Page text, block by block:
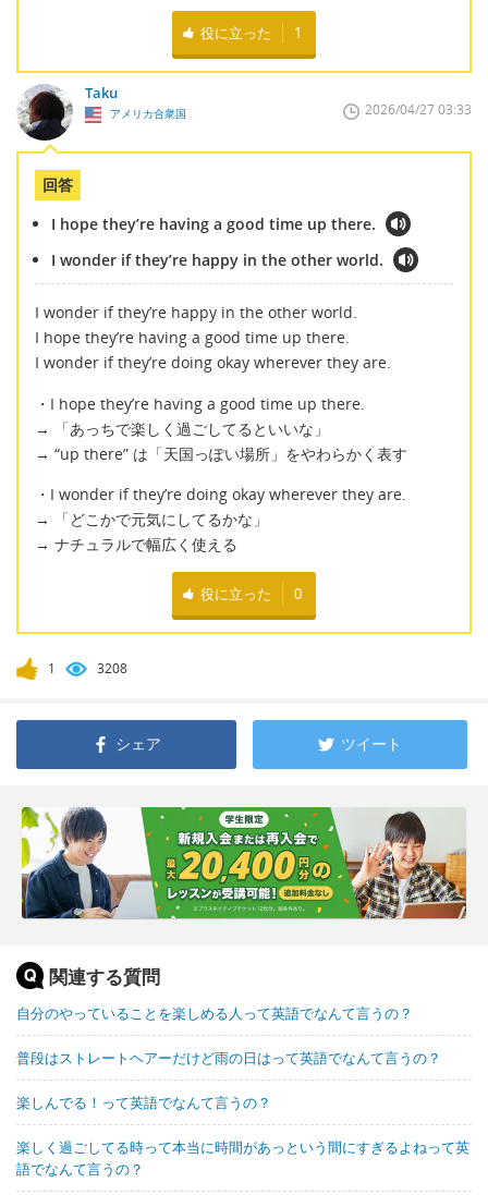
役に立った 1
Taku
アメリカ合衆国 2026/04/27 03:33
回答
I hope they’re having a good time up there.
I wonder if they’re happy in the other world.
I wonder if they’re happy in the other world.
I hope they’re having a good time up there.
I wonder if they’re doing okay wherever they are.
・I hope they’re having a good time up there.
→ 「あっちで楽しく過ごしてるといいな」
→ “up there” は「天国っぽい場所」をやわらかく表す
・I wonder if they’re doing okay wherever they are.
→ 「どこかで元気にしてるかな」
→ ナチュラルで幅広く使える
役に立った 0
1 3208
シェア ツイート
関連する質問
自分のやっていることを楽しめる人って英語でなんて言うの？
普段はストレートヘアーだけど雨の日はって英語でなんて言うの？
楽しんでる！って英語でなんて言うの？
楽しく過ごしてる時って本当に時間があっという間にすぎるよねって英
語でなんて言うの？